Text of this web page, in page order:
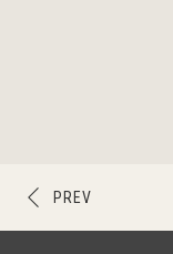
PREV